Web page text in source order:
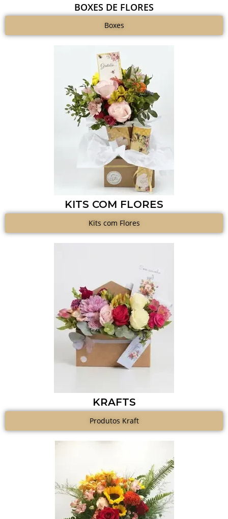
BOXES DE FLORES
Boxes
KITS COM FLORES
Kits com Flores
KRAFTS
Produtos Kraft